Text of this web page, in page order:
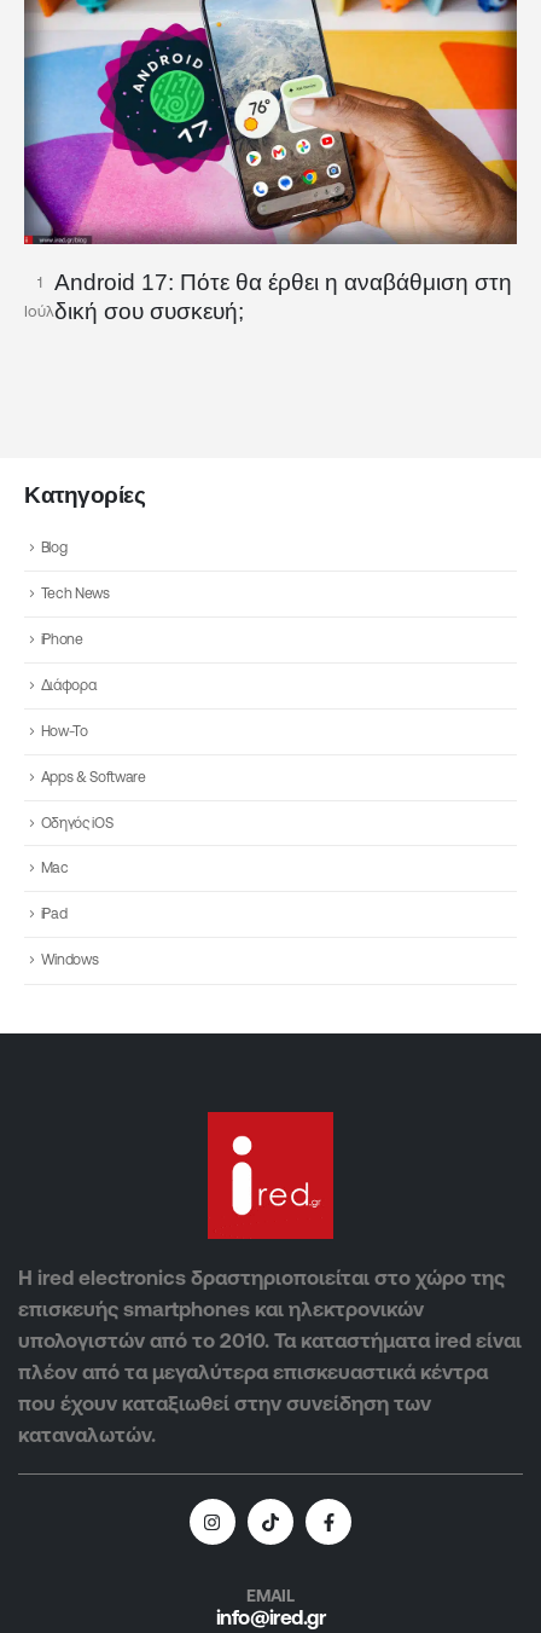
1
Ιούλ
Android 17: Πότε θα έρθει η αναβάθμιση στη
δική σου συσκευή;
Κατηγορίες
Blog
Tech News
iPhone
Διάφορα
How-To
Apps & Software
Οδηγός iOS
Mac
iPad
Windows
Η ired electronics δραστηριοποιείται στο χώρο της
επισκευής smartphones και ηλεκτρονικών
υπολογιστών από το 2010. Τα καταστήματα ired είναι
πλέον από τα μεγαλύτερα επισκευαστικά κέντρα
που έχουν καταξιωθεί στην συνείδηση των
καταναλωτών.
EMAIL
info@ired.gr